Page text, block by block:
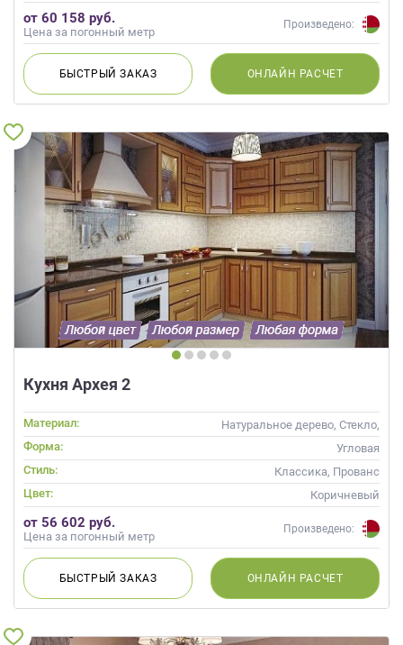
от 60 158 руб.
Цена за погонный метр
Произведено:
БЫСТРЫЙЗАКАЗ ОНЛАЙН РАСЧЕТ
Кухня Архея 2
Материал:
Натуральное дерево, Стекло,
Массив, С патиной
Форма:
Угловая
Стиль:
Классика, Прованс
Цвет:
Коричневый
от 56 602 руб.
Цена за погонный метр
Произведено:
БЫСТРЫЙЗАКАЗ ОНЛАЙН РАСЧЕТ